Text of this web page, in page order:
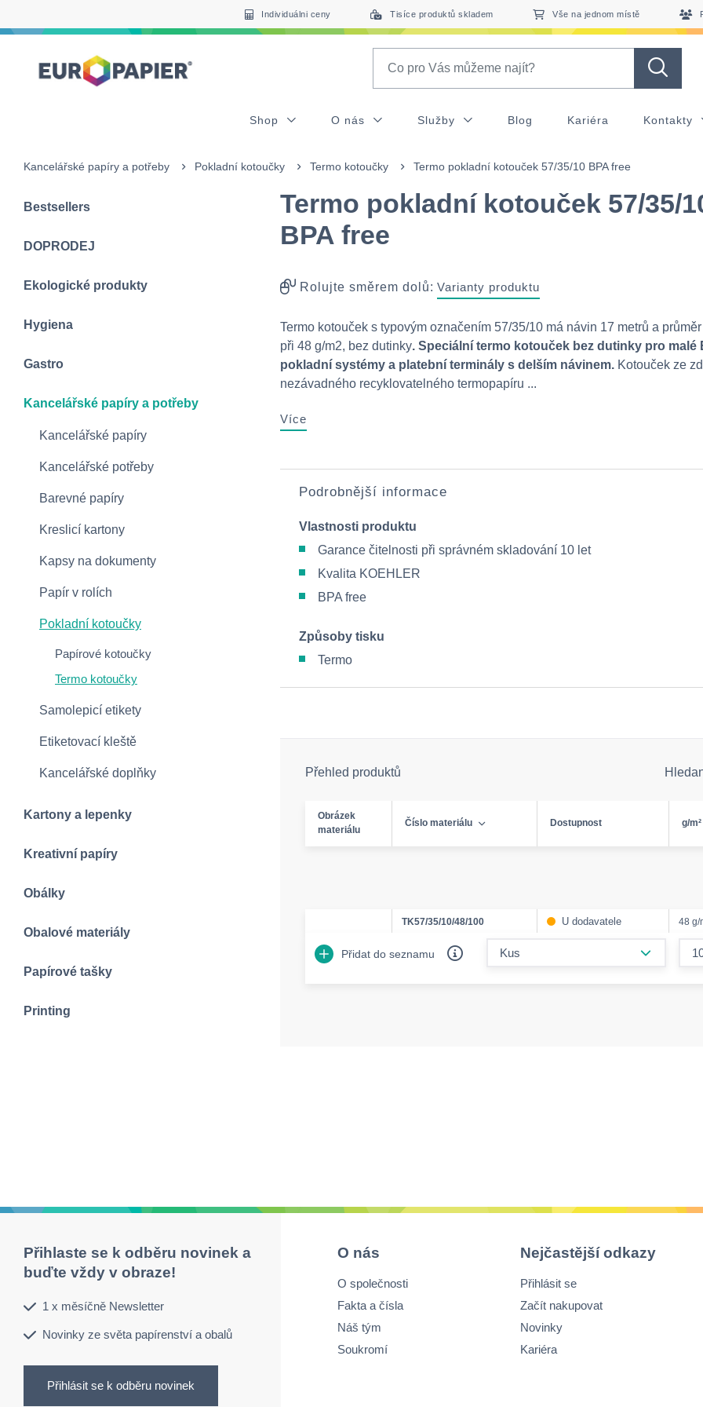
Individuálni ceny Tisíce produktů skladem Vše na jednom místě
Shop O nás Služby Blog Kariéra Kontakty
Kancelářské papíry a potřeby Pokladní kotoučky Termo kotoučky Termo pokladní kotouček 57/35/10 BPA free
Bestsellers
DOPRODEJ
Ekologické produkty
Hygiena
Gastro
Kancelářské papíry a potřeby
Kancelářské papíry
Kancelářské potřeby
Barevné papíry
Kreslicí kartony
Kapsy na dokumenty
Papír v rolích
Pokladní kotoučky
Papírové kotoučky
Termo kotoučky
Samolepicí etikety
Etiketovací kleště
Kancelářské doplňky
Kartony a lepenky
Kreativní papíry
Obálky
Obalové materiály
Papírové tašky
Printing
Termo pokladní kotouček 57/35/
BPA free
Rolujte směrem dolů: Varianty produktu
Termo kotouček s typovým označením 57/35/10 má návin 17 metrů a
při 48 g/m2, bez dutinky. Speciální termo kotouček bez dutinky pro malé
pokladní systémy a platební terminály s delším návinem. Kotouček ze
nezávadného recyklovatelného termopapíru ...
Více
Podrobnější informace
Vlastnosti produktu
Garance čitelnosti při správném skladování 10 let
Kvalita KOEHLER
BPA free
Způsoby tisku
Termo
Přehled produktů
Obrázek
materiálu
Číslo materiálu Dostupnost g/m²
TK57/35/10/48/100 U dodavatele 48 g/
Přidat do seznamu
Přihlaste se k odběru novinek a
buďte vždy v obraze!
1 x měsíčně Newsletter
Novinky ze světa papírenství a obalů
Přihlásit se k odběru novinek
O nás
O společnosti
Fakta a čísla
Náš tým
Soukromí
Nejčastější odkazy
Přihlásit se
Začít nakupovat
Novinky
Kariéra